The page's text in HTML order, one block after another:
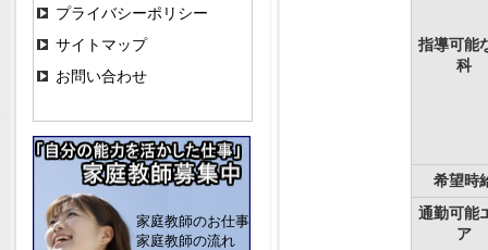
指導可能
科
希望時
通勤可能
ア
プライバシーポリシー
サイトマップ
お問い合わせ
家庭教師のお仕事
家庭教師の流れ